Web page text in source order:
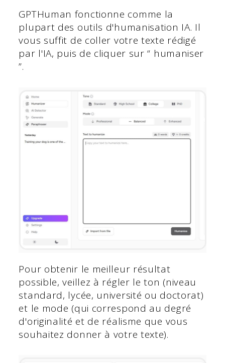
GPTHuman fonctionne comme la
plupart des outils d'humanisation IA. Il
vous suffit de coller votre texte rédigé
par l'IA, puis de cliquer sur “ humaniser
”.
Pour obtenir le meilleur résultat
possible, veillez à régler le ton (niveau
standard, lycée, université ou doctorat)
et le mode (qui correspond au degré
d'originalité et de réalisme que vous
souhaitez donner à votre texte).